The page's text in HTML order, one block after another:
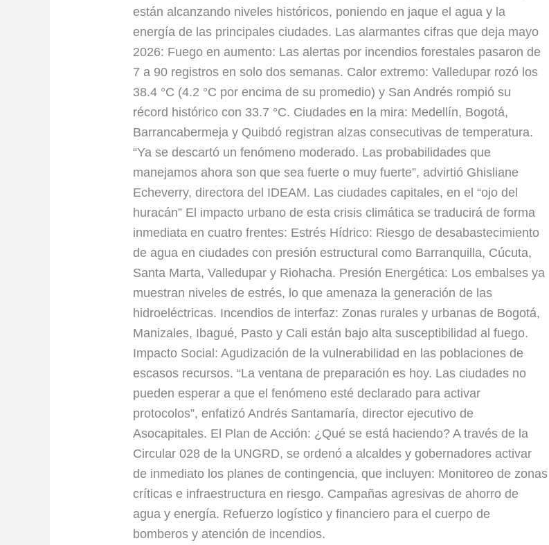
están alcanzando niveles históricos, poniendo en jaque el agua y la
energía de las principales ciudades. Las alarmantes cifras que deja mayo
2026: Fuego en aumento: Las alertas por incendios forestales pasaron de
7 a 90 registros en solo dos semanas. Calor extremo: Valledupar rozó los
38.4 °C (4.2 °C por encima de su promedio) y San Andrés rompió su
récord histórico con 33.7 °C. Ciudades en la mira: Medellín, Bogotá,
Barrancabermeja y Quibdó registran alzas consecutivas de temperatura.
“Ya se descartó un fenómeno moderado. Las probabilidades que
manejamos ahora son que sea fuerte o muy fuerte”, advirtió Ghisliane
Echeverry, directora del IDEAM. Las ciudades capitales, en el “ojo del
huracán” El impacto urbano de esta crisis climática se traducirá de forma
inmediata en cuatro frentes: Estrés Hídrico: Riesgo de desabastecimiento
de agua en ciudades con presión estructural como Barranquilla, Cúcuta,
Santa Marta, Valledupar y Riohacha. Presión Energética: Los embalses ya
muestran niveles de estrés, lo que amenaza la generación de las
hidroeléctricas. Incendios de interfaz: Zonas rurales y urbanas de Bogotá,
Manizales, Ibagué, Pasto y Cali están bajo alta susceptibilidad al fuego.
Impacto Social: Agudización de la vulnerabilidad en las poblaciones de
escasos recursos. “La ventana de preparación es hoy. Las ciudades no
pueden esperar a que el fenómeno esté declarado para activar
protocolos”, enfatizó Andrés Santamaría, director ejecutivo de
Asocapitales. El Plan de Acción: ¿Qué se está haciendo? A través de la
Circular 028 de la UNGRD, se ordenó a alcaldes y gobernadores activar
de inmediato los planes de contingencia, que incluyen: Monitoreo de zonas
críticas e infraestructura en riesgo. Campañas agresivas de ahorro de
agua y energía. Refuerzo logístico y financiero para el cuerpo de
bomberos y atención de incendios.
de
El
Niño
viene
“fuerte
o
muy
fuerte”
y
ya
rompe
récords